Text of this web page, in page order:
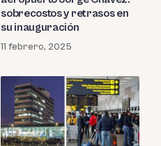
sobrecostos y retrasos en
su inauguración
11 febrero, 2025